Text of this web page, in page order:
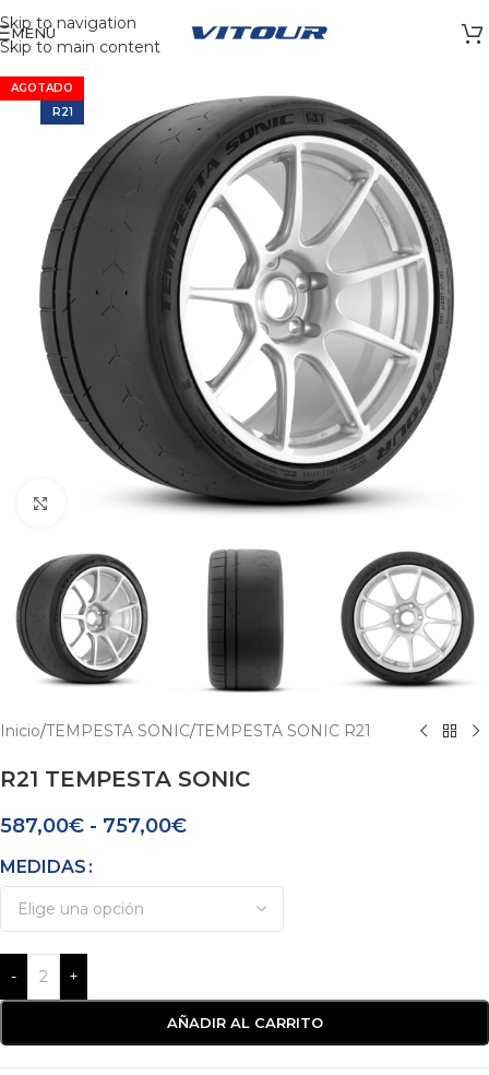
Skip to navigation
Skip to main content
MENÚ
AGOTADO
R21
Click para agrandar
Inicio/TEMPESTA SONIC/TEMPESTA SONIC R21
R21 TEMPESTA SONIC
587,00€ - 757,00€
MEDIDAS
- +
AÑADIR AL CARRITO